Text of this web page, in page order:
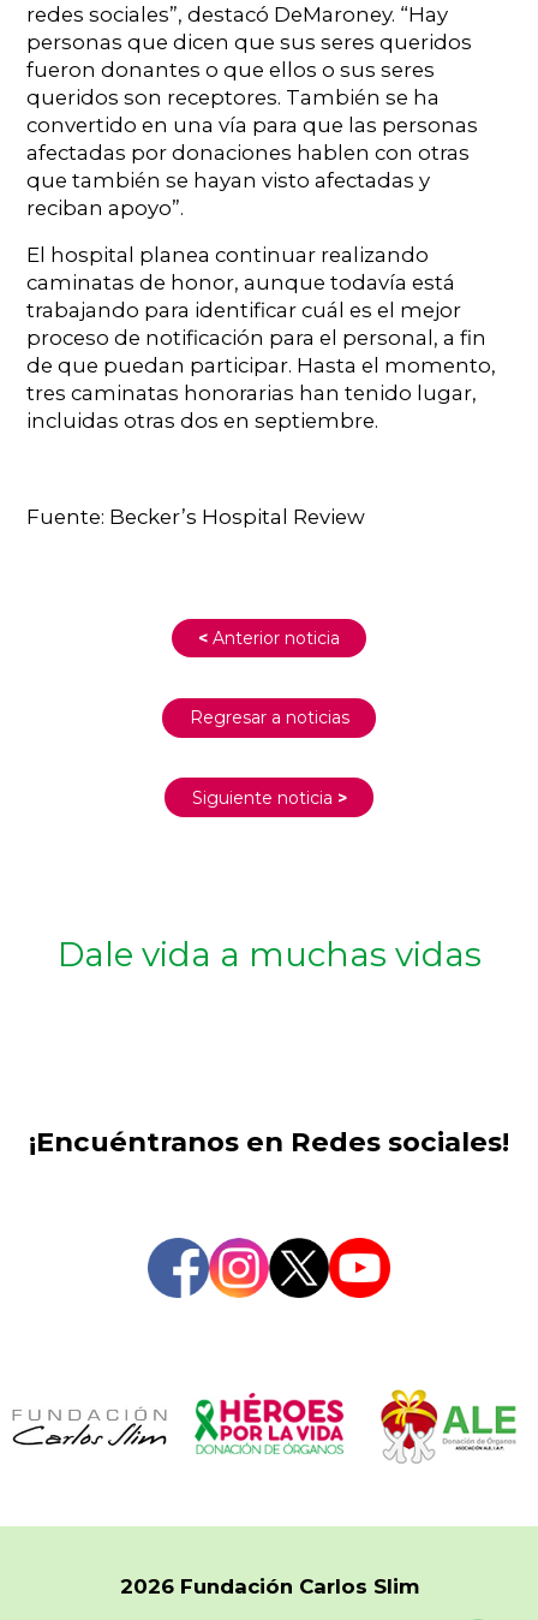
redes sociales”, destacó DeMaroney. “Hay
personas que dicen que sus seres queridos
fueron donantes o que ellos o sus seres
queridos son receptores. También se ha
convertido en una vía para que las personas
afectadas por donaciones hablen con otras
que también se hayan visto afectadas y
reciban apoyo”.
El hospital planea continuar realizando
caminatas de honor, aunque todavía está
trabajando para identificar cuál es el mejor
proceso de notificación para el personal, a fin
de que puedan participar. Hasta el momento,
tres caminatas honorarias han tenido lugar,
incluidas otras dos en septiembre.
Fuente: Becker’s Hospital Review
< Anterior noticia
Regresar a noticias
Siguiente noticia >
Dale vida a muchas vidas
¡Encuéntranos en Redes sociales!
2026 Fundación Carlos Slim